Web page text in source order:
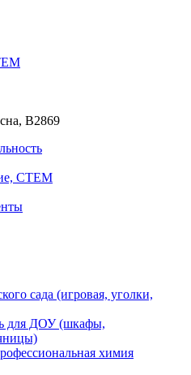
В2869
СТЕМ
сада (игровая, уголки,
для ДОУ (шкафы,
химия